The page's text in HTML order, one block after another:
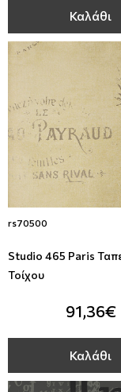
Καλάθι
rs70500
Studio 465 Paris
Τοίχου
91,36€
Καλάθι